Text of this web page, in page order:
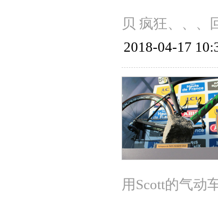
贝 疯狂、、、
2018-04-17
用Scott的气动